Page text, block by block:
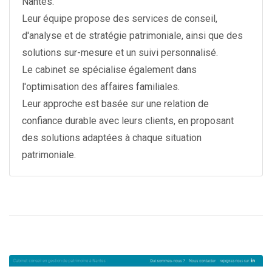
Leur équipe propose des services de conseil,
d'analyse et de stratégie patrimoniale, ainsi que des
solutions sur-mesure et un suivi personnalisé.
Le cabinet se spécialise également dans
l'optimisation des affaires familiales.
Leur approche est basée sur une relation de
confiance durable avec leurs clients, en proposant
des solutions adaptées à chaque situation
patrimoniale.